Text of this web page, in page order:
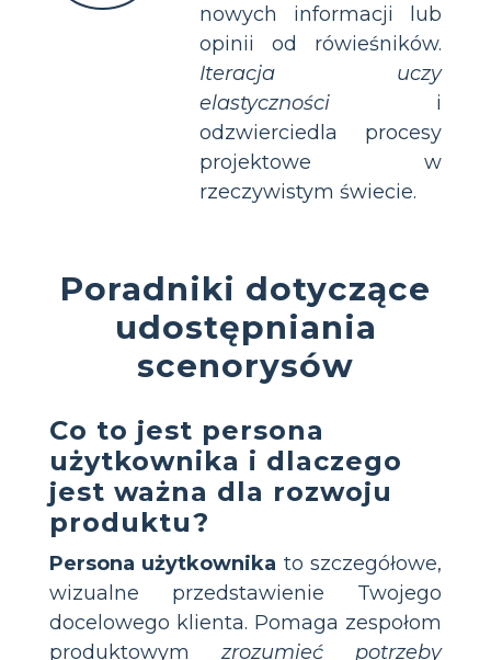
nowych informacji lub
opinii od rówieśników.
Iteracja uczy
elastyczności i
odzwierciedla procesy
projektowe w
rzeczywistym świecie.
Poradniki dotyczące
udostępniania
scenorysów
Co to jest persona
użytkownika i dlaczego
jest ważna dla rozwoju
produktu?
Persona użytkownika to szczegółowe,
wizualne przedstawienie Twojego
docelowego klienta. Pomaga zespołom
produktowym zrozumieć potrzeby